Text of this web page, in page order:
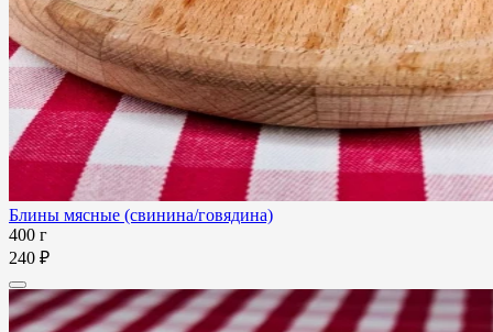
Блины мясные (свинина/говядина)
400 г
240 ₽